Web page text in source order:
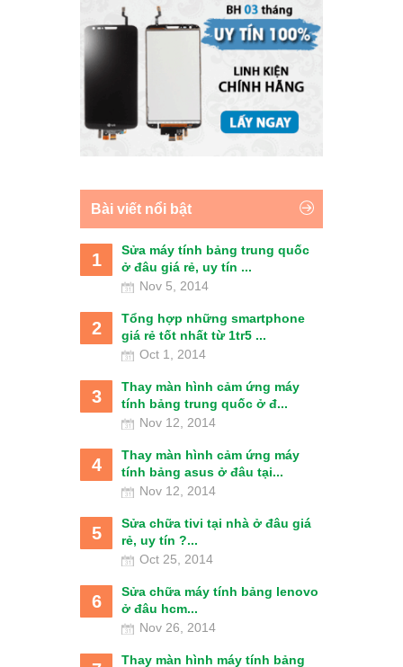
Bài viết nổi bật
1
Sửa máy tính bảng trung quốc
ở đâu giá rẻ, uy tín ...
Nov 5, 2014
2
Tổng hợp những smartphone
giá rẻ tốt nhất từ 1tr5 ...
Oct 1, 2014
3
Thay màn hình cảm ứng máy
tính bảng trung quốc ở đ...
Nov 12, 2014
4
Thay màn hình cảm ứng máy
tính bảng asus ở đâu tại...
Nov 12, 2014
5
Sửa chữa tivi tại nhà ở đâu giá
rẻ, uy tín ?...
Oct 25, 2014
6
Sửa chữa máy tính bảng lenovo
ở đâu hcm...
Nov 26, 2014
Thay màn hình máy tính bảng